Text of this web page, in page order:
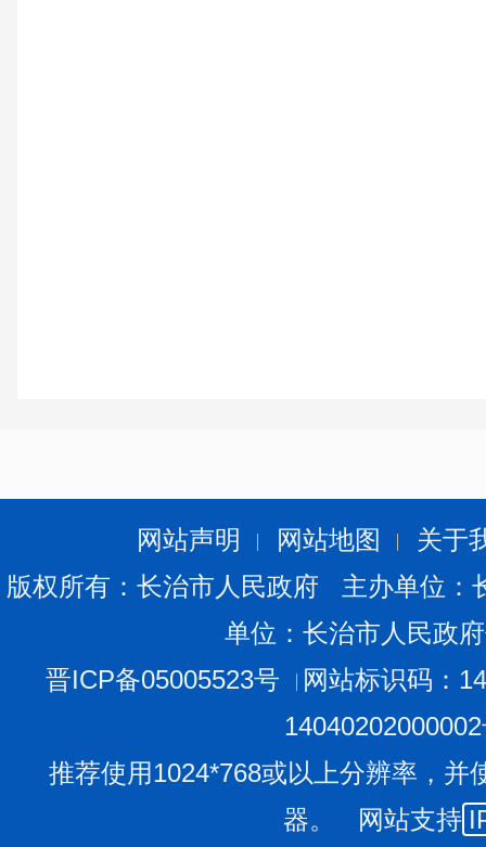
网站声明 网站地图
关于
版权所有：长治市人民政府 主办单位
单位：长治市人民政
晋ICP备05005523号
网站标识码：
推荐使用1024*768或以上分辨率，并
器。 网站支持